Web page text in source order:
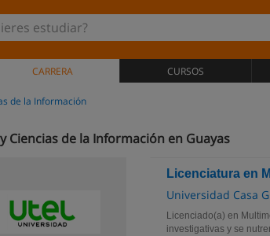
CARRERA CURSOS
de la Información
Ciencias de la Información en Guayas
Licenciatura en
Universidad Casa
Licenciado(a) en
investigativas y se